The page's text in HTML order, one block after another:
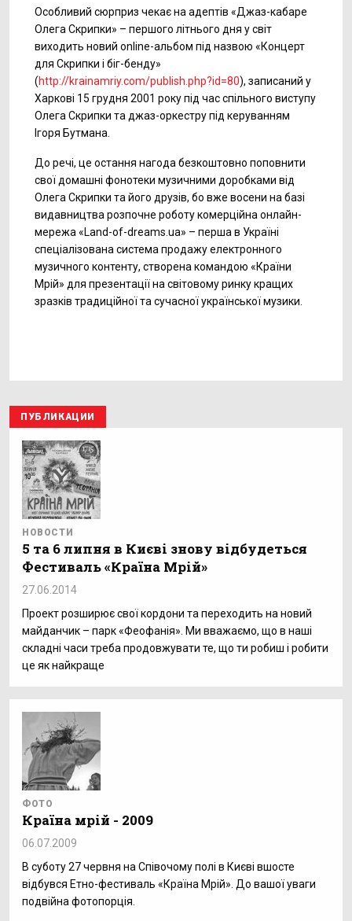
Особливий сюрприз чекає на адептів «Джаз-кабаре
Олега Скрипки» – першого літнього дня у світ
виходить новий online-альбом під назвою «Концерт
для Скрипки і біг-бенду»
(http://krainamriy.com/publish.php?id=80), записаний у
Харкові 15 грудня 2001 року під час спільного виступу
Олега Скрипки та джаз-оркестру під керуванням
Ігоря Бутмана.
До речі, це остання нагода безкоштовно поповнити
свої домашні фонотеки музичними доробками від
Олега Скрипки та його друзів, бо вже восени на базі
видавництва розпочне роботу комерційна онлайн-
мережа «Land-of-dreams.ua» – перша в Україні
спеціалізована система продажу електронного
музичного контенту, створена командою «Країни
Мрій» для презентації на світовому ринку кращих
зразків традиційної та сучасної української музики.
ПУБЛИКАЦИИ
НОВОСТИ
5 та 6 липня в Києві знову відбудеться
Фестиваль «Країна Мрій»
27.06.2014
Проект розширює свої кордони та переходить на новий
майданчик – парк «Феофанія». Ми вважаємо, що в наші
складні часи треба продовжувати те, що ти робиш і робити
це як найкраще
ФОТО
Країна мрій - 2009
06.07.2009
В суботу 27 червня на Співочому полі в Києві вшосте
відбувся Етно-фестиваль «Країна Мрій». До вашої уваги
подвійна фотопорція.